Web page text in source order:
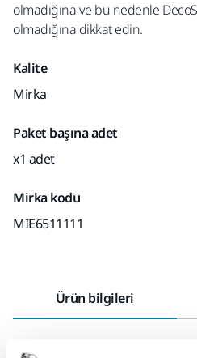
olmadığına ve bu nedenle
olmadığına dikkat edin.
Kalite
Mirka
Paket başına adet
x1 adet
Mirka kodu
MIE6511111
Ürün bilgileri
Makinenin vakum hortumuna